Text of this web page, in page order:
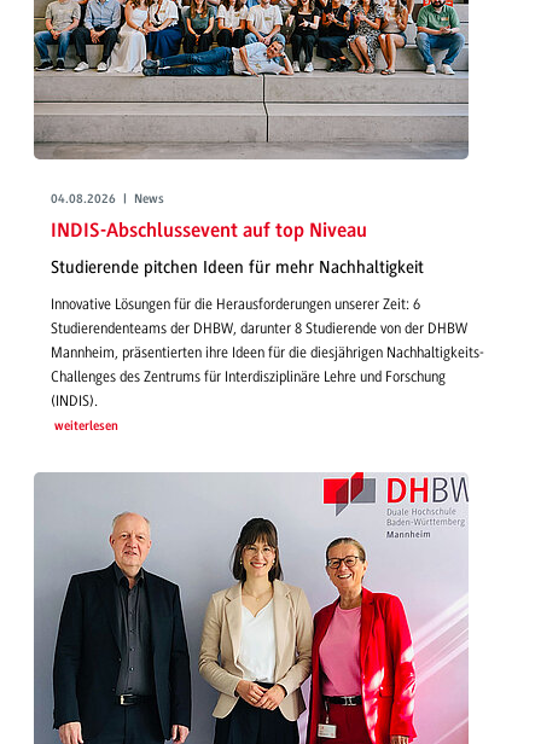
04.08.2026 | News
INDIS-Abschlussevent auf top Niveau
Studierende pitchen Ideen für mehr Nachhaltigkeit
Innovative Lösungen für die Herausforderungen unserer Zeit: 6
Studierendenteams der DHBW, darunter 8 Studierende von der DHBW
Mannheim, präsentierten ihre Ideen für die diesjährigen Nachhaltigkeits-
Challenges des Zentrums für Interdisziplinäre Lehre und Forschung
(INDIS).
weiterlesen